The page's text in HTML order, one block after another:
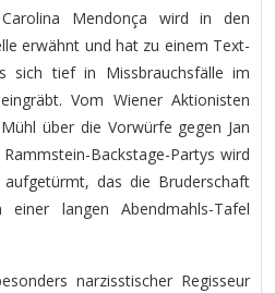
Carolina Mendonça wird in den
erwähnt und hat zu einem Text-
sich tief in Missbrauchsfälle im
Vom Wiener Aktionisten
über die Vorwürfe gegen Jan
Backstage-Partys wird
das die Bruderschaft
langen Abendmahls-Tafel
narzisstischer Regisseur